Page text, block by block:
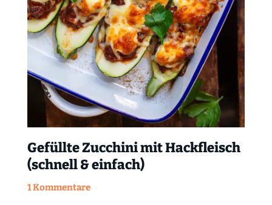
Gefüllte Zucchini mit Hackfleisch
(schnell & einfach)
1 Kommentare